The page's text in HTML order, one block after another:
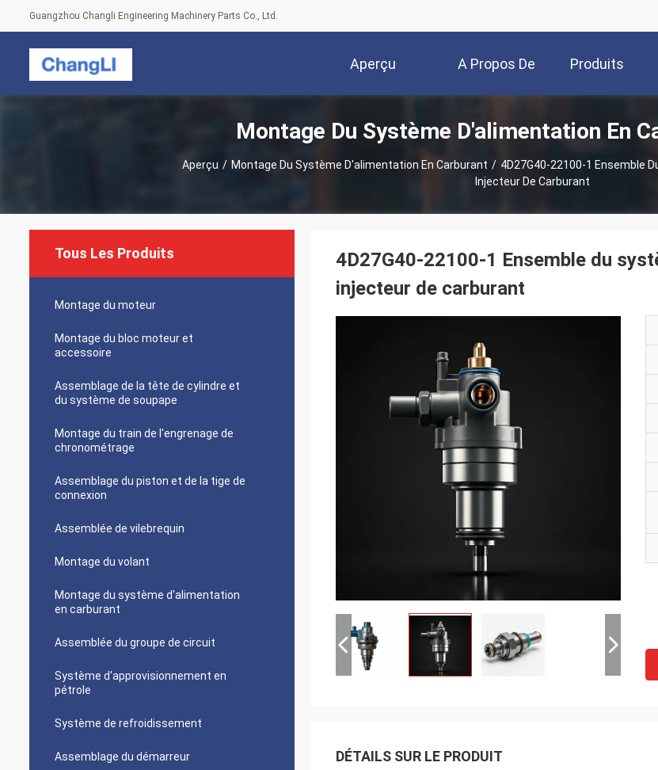
Guangzhou Changli Engineering Machinery Parts Co., Ltd.
Aperçu A Propos De
Nous
Produits
Montage Du Système D'alimentation En
Aperçu / Montage Du Système D'alimentation En Carburant / 4D27G40-22100-1 Ensemble
Injecteur De Carburant
Tous Les Produits
Montage du moteur
Montage du bloc moteur et
accessoire
Assemblage de la tête de cylindre et
du système de soupape
Montage du train de l'engrenage de
chronométrage
Assemblage du piston et de la tige de
connexion
Assemblée de vilebrequin
Montage du volant
Montage du système d'alimentation
en carburant
Assemblée du groupe de circuit
Système d'approvisionnement en
pétrole
Système de refroidissement
Assemblage du démarreur
4D27G40-22100-1 Ensemble du
injecteur de carburant
DÉTAILS SUR LE PRODUIT